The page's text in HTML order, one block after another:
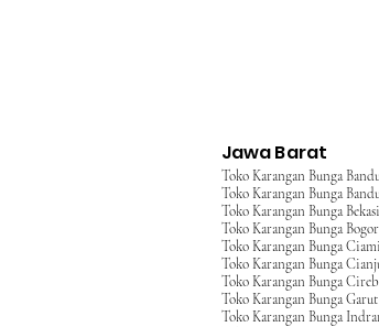
Jawa Barat
Toko Karangan Bunga
Toko Karangan Bunga
Toko Karangan Bunga
Toko Karangan Bunga
Toko Karangan Bunga
Toko Karangan Bunga
Toko Karangan Bunga
Toko Karangan Bunga
Toko Karangan Bunga